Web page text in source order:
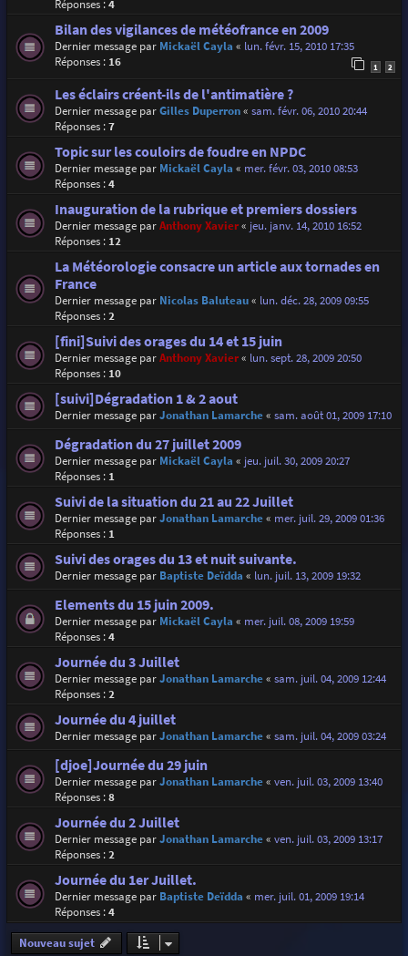
Réponses :4
Bilan des vigilances de météofrance en 2009
Dernier message par Mickaël Cayla « lun. févr. 15, 2010 17:35
Réponses : 16 1 2
Les éclairs créent-ils de l'antimatière ?
Dernier message parGilles Duperron« sam. févr. 06, 2010 20:44
Réponses :7
Topic sur les couloirs de foudre en NPDC
Dernier message par Mickaël Cayla « mer. févr. 03, 2010 08:53
Réponses :4
Inauguration de la rubrique et premiers dossiers
Dernier message parAnthony Xavier« jeu. janv. 14, 2010 16:52
Réponses : 12
La Météorologie consacre un article aux tornades en
France
Dernier message par Nicolas Baluteau« lun. déc. 28, 2009 09:55
Réponses :2
[fini]Suivi des orages du 14 et 15 juin
Dernier message parAnthony Xavier« lun. sept. 28, 2009 20:50
Réponses : 10
[suivi]Dégradation 1 & 2 aout
Dernier message parJonathan Lamarche« sam. août 01, 2009 17:10
Dégradation du 27 juillet 2009
Dernier message par Mickaël Cayla « jeu. juil. 30, 2009 20:27
Réponses : 1
Suivi de la situation du 21 au 22 Juillet
Dernier message parJonathan Lamarche« mer. juil. 29, 2009 01:36
Réponses : 1
Suivi des orages du 13 et nuit suivante.
Dernier message par Baptiste Deïdda « lun. juil. 13, 2009 19:32
Elements du 15 juin 2009.
Dernier message par Mickaël Cayla « mer. juil. 08, 2009 19:59
Réponses :4
Journée du 3 Juillet
Dernier message parJonathan Lamarche« sam. juil. 04, 2009 12:44
Réponses :2
Journée du 4 juillet
Dernier message parJonathan Lamarche« sam. juil. 04, 2009 03:24
[djoe]Journée du 29 juin
Dernier message parJonathan Lamarche« ven. juil. 03, 2009 13:40
Réponses :8
Journée du 2 Juillet
Dernier message parJonathan Lamarche« ven. juil. 03, 2009 13:17
Réponses :2
Journée du 1er Juillet.
Dernier message par Baptiste Deïdda « mer. juil. 01, 2009 19:14
Réponses :4
Nouveau sujet